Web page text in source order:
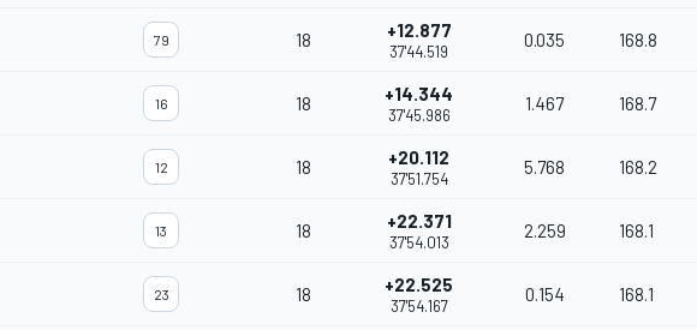
79 18 +12.877
37'44.519
0.035 168.8
16 18 +14.344
37'45.986
1.467 168.7
12 18 +20.112
37'51.754
5.768 168.2
13 18 +22.371
37'54.013
2.259 168.1
23 18 +22.525
37'54.167
0.154 168.1